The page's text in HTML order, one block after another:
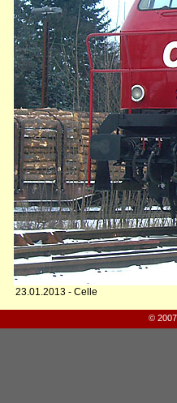
23.01.2013 - Celle
©